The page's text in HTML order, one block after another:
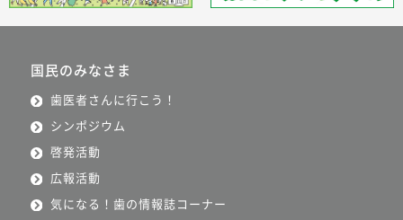
国民のみなさま
歯医者さんに行こう！
シンポジウム
啓発活動
広報活動
気になる！歯の情報誌コーナー